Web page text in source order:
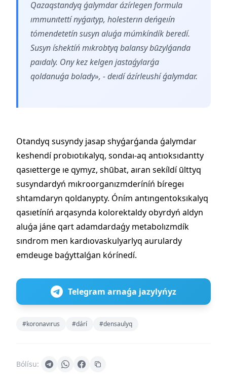
Qazaqstandyq ǵalymdar ázírlegen formula
ımmunıtettí nyǵaıtyp, holesterın deńgeıín
tómendetetín susyn aluǵa múmkíndík beredí.
Susyn íshektíń mıkrobtyq balansy būzylǵanda
paıdaly. Ony kez kelgen jastaǵylarǵa
qoldanuǵa bolady», - deıdí ázírleushí ǵalymdar.
Otandyq susyndy jasap shyǵarǵanda ǵalymdar
keshendí probıotıkalyq, sondaı-aq antıoksıdantty
qasıetterge ıe qymyz, shūbat, aıran sekíldí ūlttyq
susyndardyń mıkroorganızmderíníń bíregeı
shtamdaryn qoldanypty. Óním antıngentoksıkalyq
qasıetíníń arqasynda kolorektaldy obyrdyń aldyn
aluǵa jáne qart adamdardaǵy metabolızmdík
sındrom men kardıovaskulyarlyq aurulardy
emdeuge baǵyttalǵan kórínedí.
Telegram arnaǵa jazylyńyz
#koronavırus #dárí #densaulyq
Bólísu: